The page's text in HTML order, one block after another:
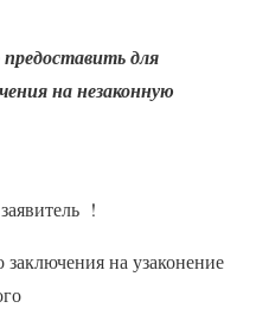
для
на незаконную
!
на узаконение